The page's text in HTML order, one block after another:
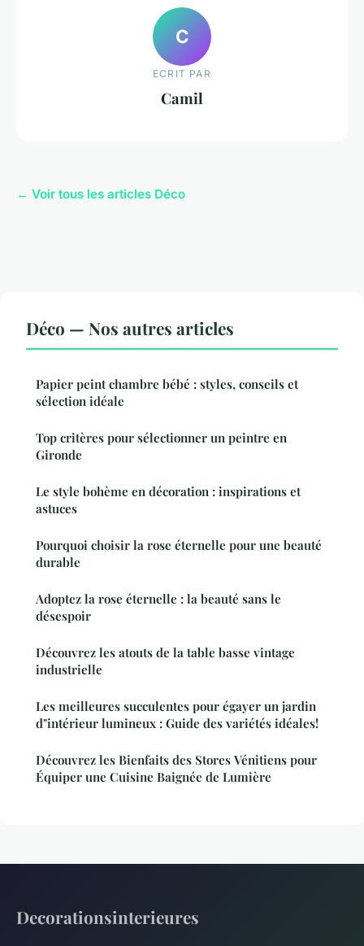
C
ECRIT PAR
Camil
← Voir tous les articles Déco
Déco — Nos autres articles
Papier peint chambre bébé : styles, conseils et
sélection idéale
Top critères pour sélectionner un peintre en
Gironde
Le style bohème en décoration : inspirations et
astuces
Pourquoi choisir la rose éternelle pour une beauté
durable
Adoptez la rose éternelle : la beauté sans le
désespoir
Découvrez les atouts de la table basse vintage
industrielle
Les meilleures succulentes pour égayer un jardin
d"intérieur lumineux : Guide des variétés idéales!
Découvrez les Bienfaits des Stores Vénitiens pour
Équiper une Cuisine Baignée de Lumière
Decorationsinterieures